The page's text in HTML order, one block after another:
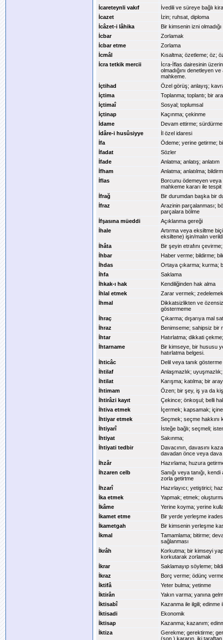
İcareteynli vakıf
İvedili ve süreye bağlı
İcazet
İzin; ruhsat, diploma
İcâzet-i lâhika
Bir kimsenin izni
İcbar
Zorlamak
İcbar etme
Zorlama
İcmâl
Kısaltma; özetleme; öz;
İcra tetkik mercii
İcra-İflas dairesinin
olmadığını denetleyen
mahkeme.
İçtihad
Özel görüş; anlayış;
İçtima
Toplanma; toplantı; bir
İçtimaî
Sosyal; toplumsal
İçtinap
Kaçınma; çekinme
İdame
Devam ettirme; sürdürme
İdâre-i husûsiyye
İl özel idaresi
İfa
Ödeme; yerine getirme;
İfadat
Sözler
İfade
Anlatma; anlatış; anlatım
İfham
Anlatma; anlatılma;
İflas
Borcunu ödemeyen veya
mahkeme kararı ile
İfrağ
Bir durumdan başka bir
İfraz
Arazinin parçalanması;
parçalara bölme
İfşasına müeddi
Açıklanma gereği
İhale
Artırma veya eksiltme
eksiltene) işin/malın
İhâta
Bir şeyin etrafını
İhbar
Haber verme; bildirme;
İhdas
Ortaya çıkarma; kurma;
İhfa
Saklama
İhkak-ı hak
Kendiliğinden hak alma
İhlal etmek
Zarar vermek;
İhmal
Dikkatsizlikten ve
göstermeme
İhraç
Çıkarma; dışarıya mal
İhraz
Benimseme; sahipsiz bir
İhtar
Hatırlatma; dikkati
İhtarname
Bir kimseye, bir hususu
hatırlatma belgesi.
İhticâc
Delil veya tanık gösterme
İhtilaf
Anlaşmazlık;
İhtilat
Karışma; katılma; bir
İhtimam
Özen; bir şey, iş ya da
İhtirâzi kayıt
Çekince; önkoşul; belli
İhtiva etmek
İçermek; kapsamak;
İhtiyar etmek
Seçmek; seçme hakkını
İhtiyarî
İsteğe bağlı; seçmeli;
İhtiyat
Sakınma;
İhtiyati tedbir
Davacının, davasını
davadan önce veya dava
İhzâr
Hazırlama; huzura
İhzaren celb
Sanığı veya tanığı,
zorla getirtme
İhzarî
Hazırlayıcı; yetiştirici;
İka etmek
Yapmak; etmek;
İkâme
Yerine koyma; yerine
İkamet etme
Bir yerde yerleşme
İkametgah
Bir kimsenin yerleşme
İkmal
Tamamlama; bitirme;
sağlanması
İkrâh
Korkutma; bir kimseyi
korkutarak zorlamak
İkrar
Saklamayıp söyleme;
İkraz
Borç verme; ödünç
İktifâ
Yeter bulma; yetinme
İktirân
Yakın varma; yanına
İktisabî
Kazanma ile ilgili; edinme
İktisadi
Ekonomik
İktisap
Kazanma; kazanım;
İktiza
Gerekme; gerektirme;
(son ) kararın, iki